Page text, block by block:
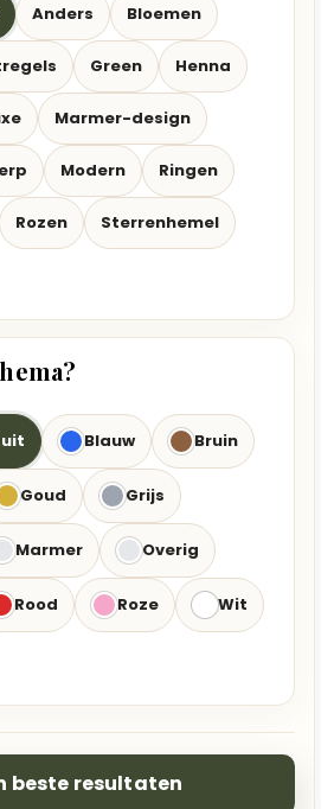
Anders Bloemen
Green Henna
Marmer-design
Modern Ringen
Rozen Sterrenhemel
Blauw Bruin
Goud Grijs
Marmer Overig
Rood Roze Wit
beste resultaten